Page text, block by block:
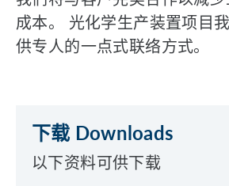
成本。 光化学生产装置项目
供专人的一点式联络方式。
下载 Downloads
以下资料可供下载